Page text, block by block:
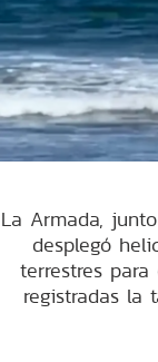
La Armada,
desplegó
terrestres
registradas la